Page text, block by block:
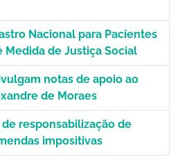
Nacional para Pacientes
Medida de Justiça Social
notas de apoio ao
de Moraes
responsabilização de
impositivas